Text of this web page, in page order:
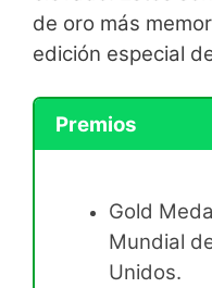
de oro más
edición especial
Premios
Gold
Mundial
Unidos.